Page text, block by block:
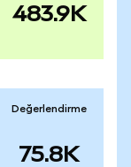
483.9K
Değerlendirme
75.8K